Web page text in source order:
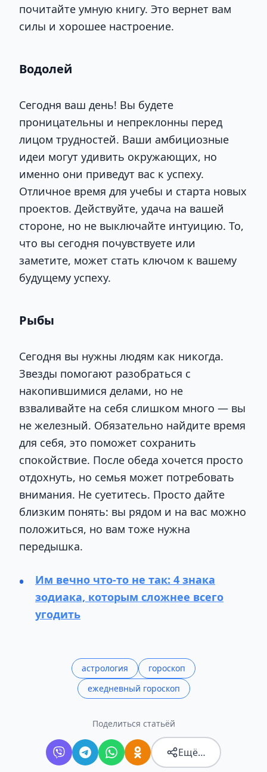
почитайте умную книгу. Это вернет вам
силы и хорошее настроение.
Водолей
Сегодня ваш день! Вы будете
проницательны и непреклонны перед
лицом трудностей. Ваши амбициозные
идеи могут удивить окружающих, но
именно они приведут вас к успеху.
Отличное время для учебы и старта новых
проектов. Действуйте, удача на вашей
стороне, но не выключайте интуицию. То,
что вы сегодня почувствуете или
заметите, может стать ключом к вашему
будущему успеху.
Рыбы
Сегодня вы нужны людям как никогда.
Звезды помогают разобраться с
накопившимися делами, но не
взваливайте на себя слишком много — вы
не железный. Обязательно найдите время
для себя, это поможет сохранить
спокойствие. После обеда хочется просто
отдохнуть, но семья может потребовать
внимания. Не суетитесь. Просто дайте
близким понять: вы рядом и на вас можно
положиться, но вам тоже нужна
передышка.
Им вечно что-то не так: 4 знака
зодиака, которым сложнее всего
угодить
астрология
гороскоп
ежедневный гороскоп
Поделиться статьёй
Ещё…